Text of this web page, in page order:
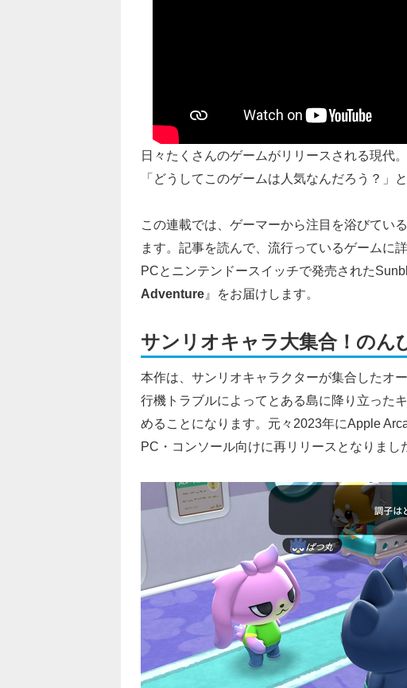
日々たくさんのゲームがリリースされる現代
「どうしてこのゲームは人気なんだろう？」
この連載では、ゲーマーから注目を浴びてい
ます。記事を読んで、流行っているゲームに
PCとニンテンドースイッチで発売された
Adventure 』をお届けします。
サンリオキャラ大集合！のん
本作は、サンリオキャラクターが集合したオ
行機トラブルによってとある島に降り立った
めることになります。元々2023年にApple
PC・コンソール向けに再リリースとなりまし